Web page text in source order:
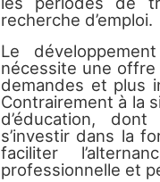
recherche d’emploi.
Le
nécessite une
demandes et plus
Contrairement à la
d’éducation, dont
s’investir dans la
faciliter
professionnelle et